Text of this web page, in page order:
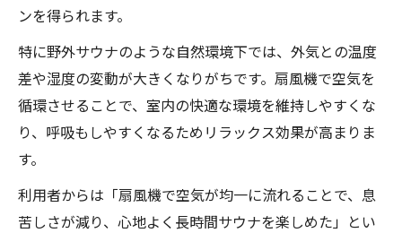
ンを得られます。
特に野外サウナのような自然環境下では、外気との温度
差や湿度の変動が大きくなりがちです。扇風機で空気を
循環させることで、室内の快適な環境を維持しやすくな
り、呼吸もしやすくなるためリラックス効果が高まりま
す。
利用者からは「扇風機で空気が均一に流れることで、息
苦しさが減り、心地よく長時間サウナを楽しめた」とい